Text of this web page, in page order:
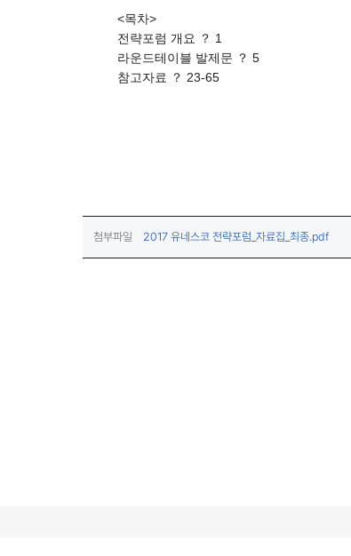
<목차>
전략포럼 개요 ？ 1
라운드테이블 발제문 ？ 5
참고자료 ？ 23-65
첨부파일 2017 유네스코 전략포럼_자료집_최종.pdf(다운